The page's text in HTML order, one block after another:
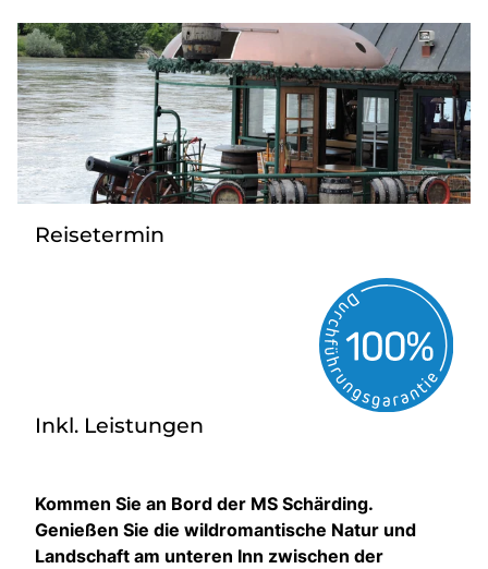
Start
Busreisen
Bus mieten
Kontakt
Reisetermin
Inkl. Leistungen
Kommen Sie an Bord der MS Schärding.
Genießen Sie die wildromantische Natur und
Landschaft am unteren Inn zwischen der